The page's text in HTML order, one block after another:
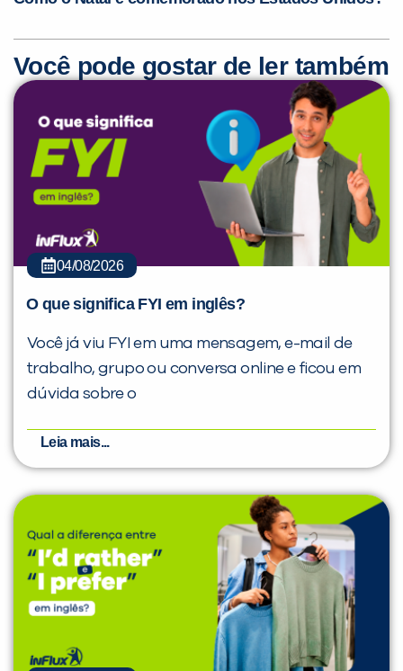
Você pode gostar de ler também
04/08/2026
O que significa FYI em inglês?
Você já viu FYI em uma mensagem, e-mail de
trabalho, grupo ou conversa online e ficou em
dúvida sobre o
Leia mais...